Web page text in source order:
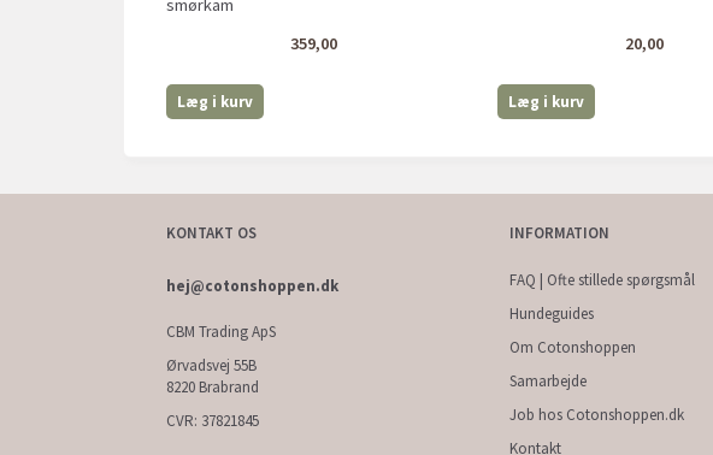
smørkam
359,00
Læg i kurv
20,00
Læg i kurv
KONTAKT OS
hej@cotonshoppen.dk
CBM Trading ApS
Ørvadsvej 55B
8220 Brabrand
CVR: 37821845
INFORMATION
FAQ | Ofte stillede spørgsmål
Hundeguides
Om Cotonshoppen
Samarbejde
Job hos Cotonshoppen.dk
Kontakt